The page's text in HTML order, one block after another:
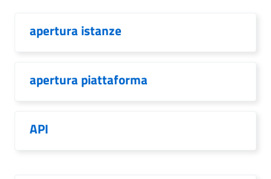
apertura istanze
apertura piattaforma
API